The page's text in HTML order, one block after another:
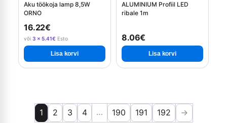
Aku töökoja lamp 8,5W
ORNO
16.22€
või 3 × 5.41€ Esto
Lisa korvi
ALUMINIUM Profiil LED
ribale 1m
8.06€
Lisa korvi
1 2 3 4 … 190 191 192 →